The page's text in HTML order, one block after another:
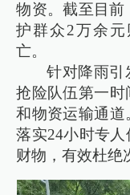
物资。截至目前
护群众2万余
亡。
针对降雨引
抢险队伍第一
和物资运输通道
落实24小时专
财物，有效杜绝